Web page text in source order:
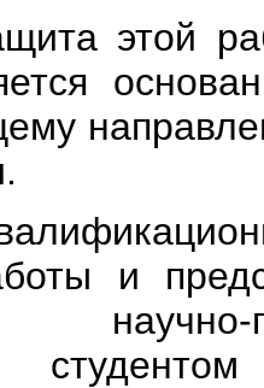
этой
и
научно-